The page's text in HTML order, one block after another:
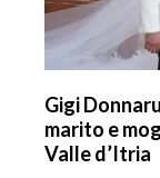
Gigi
marito e
Valle d’Itria